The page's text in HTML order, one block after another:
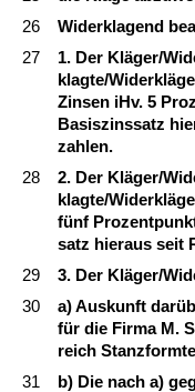
26
Wi­der­kla­gend
27
1. Der Kläger/
klag­te/
Zin­sen iHv. 5
Ba­sis­zins­satz
zah­len.
28
2. Der Kläger/
klag­te/
fünf
satz hier­aus seit
29
3. Der Kläger/
30
a) Aus­kunft
für die Fir­ma M.
reich
31
b) Die nach a)